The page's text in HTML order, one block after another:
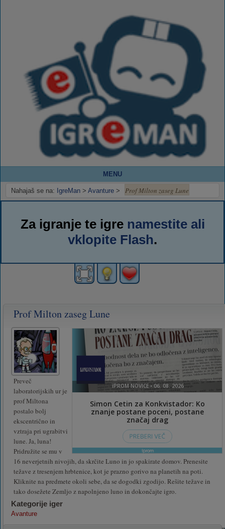
MENU
Nahajaš se na: IgreMan > Avanture > Prof Milton zaseg Lune
Za igranje te igre namestite ali
vklopite Flash.
Prof Milton zaseg Lune
Preveč
laboratorijskih ur je
prof Miltona
postalo bolj
ekscentrično in
vztraja pri ugrabitvi
lune. Ja, luna!
Pridružite se mu v
16 neverjetnih nivojih, da skrčite Luno in jo spakirate domov. Prenesite
težave z tresenjem hrbtenice, kot je prazno gorivo na planetih na poti.
Kliknite na predmete okoli sebe, da se dogodki zgodijo. Rešite težave in
tako dosežete Zemljo z napolnjeno luno in dokončajte igro.
Kategorije iger
Avanture